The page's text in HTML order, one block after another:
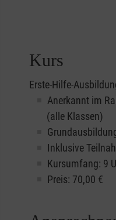
Kurs
Erste-Hilfe-
Anerkannt im
(alle Klassen)
Inklusive
Kursumfang: 9
Preis: 70,00 €